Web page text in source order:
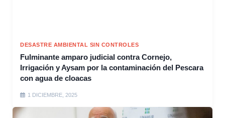
DESASTRE AMBIENTAL SIN CONTROLES
Fulminante amparo judicial contra Cornejo,
Irrigación y Aysam por la contaminación del Pescara
con agua de cloacas
1 DICIEMBRE, 2025